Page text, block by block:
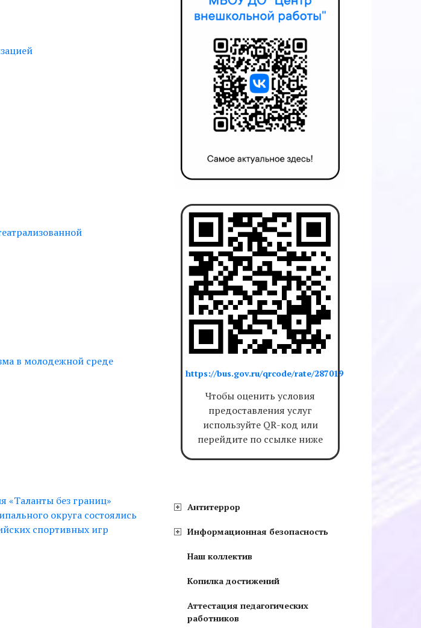
в молодежной среде
«Таланты без границ»
округа состоялись
спортивных игр
https://bus.gov.ru/qrcode/rate/287019
Чтобы оценить условия
предоставления услуг
используйте QR-код или
перейдите по ссылке ниже
Антитеррор
Информационная безопасность
Наш коллектив
Копилка достижений
Аттестация педагогических
работников